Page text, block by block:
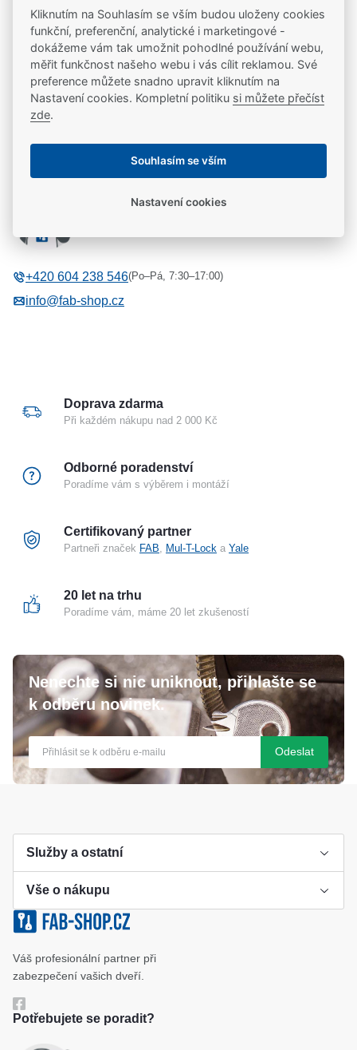
Popis
Prodlužovací sada pro bezpečnostní kování BK3xx,
BK5xx
Parametry
Parametry a specifikace
Potřebujete se poradit?
Libor Kašpárek
+420 604 238 546(Po–Pá, 7:30–17:00)
info@fab-shop.cz
Doprava zdarma
Při každém nákupu nad 2 000 Kč
Odborné poradenství
Poradíme vám s výběrem i montáží
Certifikovaný partner
Partneři značek FAB Mul-T-Lock a Yale
20 let na trhu
Poradíme vám, máme 20 let zkušeností
Nenechte si nic uniknout, přihlašte se
k odběru novinek.
Odeslat
Služby a ostatní
Výroba klíče
Klíčové systémy
Katalog
Vše o nákupu
Cookies a podmínky používání
Ochrana osobních údajů
Váš profesionální partner při
zabezpečení vašich dveří.
Potřebujete se poradit?
Kliknutím na Souhlasím se vším budou uloženy cookies
funkční, preferenční, analytické i marketingové -
dokážeme vám tak umožnit pohodlné používání webu,
měřit funkčnost našeho webu i vás cílit reklamou. Své
preference můžete snadno upravit kliknutím na
Nastavení cookies. Kompletní politiku si můžete přečíst
zde.
Souhlasím se vším
Nastavení cookies